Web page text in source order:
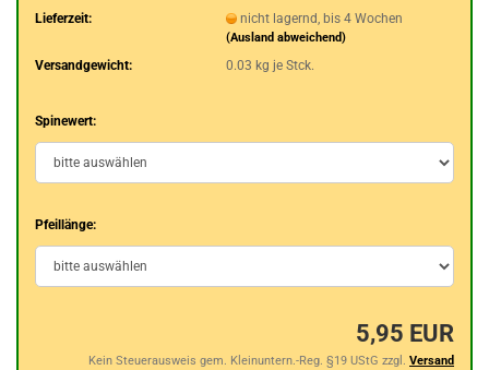
Lieferzeit:
nicht lagernd, bis 4 Wochen
(Ausland abweichend)
Versandgewicht: 0.03 kg je Stck.
Spinewert:
Pfeillänge:
5,95 EUR
Kein Steuerausweis gem. Kleinuntern.-Reg. §19 UStG zzgl. Versand